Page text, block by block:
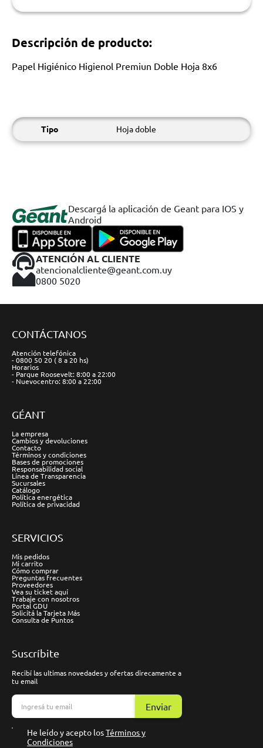
Descripción de producto:
Papel Higiénico Higienol Premiun Doble Hoja 8x6
Tipo Hoja doble
Descargá la aplicación de Geant para IOS y
Android
ATENCIÓN AL CLIENTE
atencionalcliente@geant.com.uy
0800 5020
CONTÁCTANOS
Atención telefónica
- 0800 50 20 ( 8 a 20 hs)
Horarios
- Parque Roosevelt: 8:00 a 22:00
- Nuevocentro: 8:00 a 22:00
GÉANT
La empresa
Cambios y devoluciones
Contacto
Términos y condiciones
Bases de promociones
Responsabilidad social
Línea de Transparencia
Sucursales
Catálogo
Política energética
Política de privacidad
SERVICIOS
Mis pedidos
Mi carrito
Cómo comprar
Preguntas frecuentes
Proveedores
Vea su ticket aquí
Trabaje con nosotros
Portal GDU
Solicitá la Tarjeta Más
Consulta de Puntos
Suscríbite
Recibí las ultimas novedades y ofertas direcamente a
tu email
Enviar
He leído y acepto losTérminos y
Condiciones